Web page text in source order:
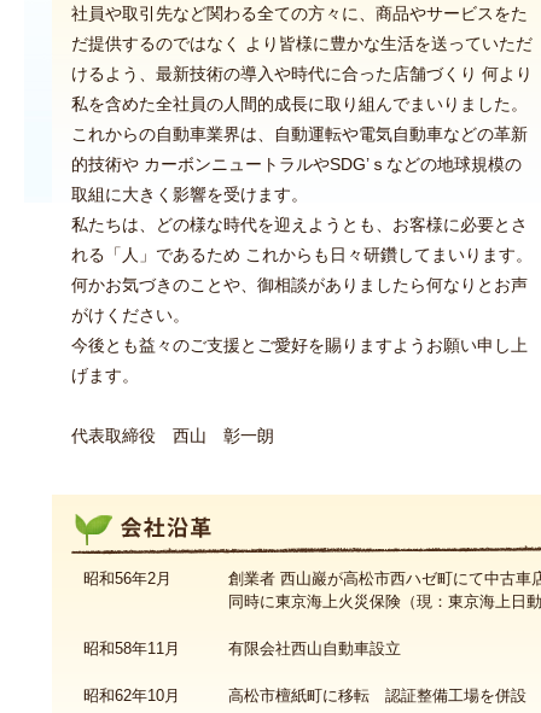
社員や取引先など関わる全ての方々に、商品やサービスをた
だ提供するのではなく より皆様に豊かな生活を送っていただ
けるよう、最新技術の導入や時代に合った店舗づくり 何より
私を含めた全社員の人間的成長に取り組んでまいりました。
これからの自動車業界は、自動運転や電気自動車などの革新
的技術や カーボンニュートラルやSDG’ｓなどの地球規模の
取組に大きく影響を受けます。
私たちは、どの様な時代を迎えようとも、お客様に必要とさ
れる「人」であるため これからも日々研鑽してまいります。
何かお気づきのことや、御相談がありましたら何なりとお声
がけください。
今後とも益々のご支援とご愛好を賜りますようお願い申し上
げます。
代表取締役 西山 彰一朗
会社沿革
昭和56年2月
創業者 西山巖が高松市西ハゼ町にて中古車
同時に東京海上火災保険（現：東京海上日
昭和58年11月 有限会社西山自動車設立
昭和62年10月 高松市檀紙町に移転 認証整備工場を併設